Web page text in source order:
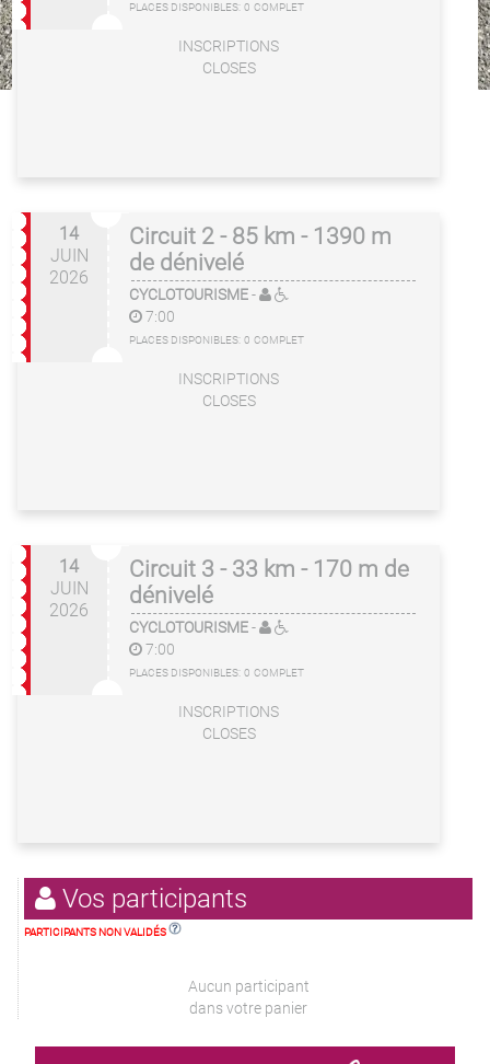
PLACES DISPONIBLES: 0 COMPLET
INSCRIPTIONS
CLOSES
14
JUIN
2026
Circuit 2 - 85 km - 1390 m
de dénivelé
CYCLOTOURISME-
7:00
PLACES DISPONIBLES: 0 COMPLET
INSCRIPTIONS
CLOSES
14
JUIN
2026
Circuit 3 - 33 km - 170 m de
dénivelé
CYCLOTOURISME-
7:00
PLACES DISPONIBLES: 0 COMPLET
INSCRIPTIONS
CLOSES
Vos participants
PARTICIPANTS NON VALIDÉS
Aucun participant
dans votre panier